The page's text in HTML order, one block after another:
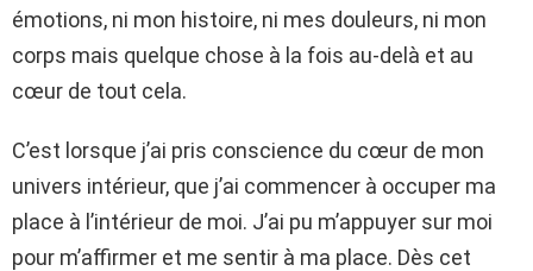
émotions, ni mon histoire, ni mes douleurs, ni mon
corps mais quelque chose à la fois au-delà et au
cœur de tout cela.
C’est lorsque j’ai pris conscience du cœur de mon
univers intérieur, que j’ai commencer à occuper ma
place à l’intérieur de moi. J’ai pu m’appuyer sur moi
pour m’affirmer et me sentir à ma place. Dès cet